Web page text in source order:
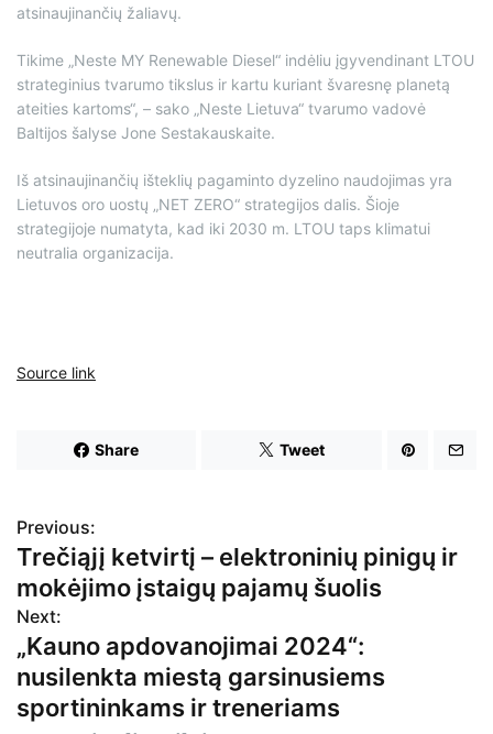
atsinaujinančių žaliavų.
Tikime „Neste MY Renewable Diesel“ indėliu įgyvendinant LTOU
strateginius tvarumo tikslus ir kartu kuriant švaresnę planetą
ateities kartoms“, – sako „Neste Lietuva“ tvarumo vadovė
Baltijos šalyse Jone Sestakauskaite.
Iš atsinaujinančių išteklių pagaminto dyzelino naudojimas yra
Lietuvos oro uostų „NET ZERO“ strategijos dalis. Šioje
strategijoje numatyta, kad iki 2030 m. LTOU taps klimatui
neutralia organizacija.
Source link
Share Tweet
N
a
v
i
g
Previous:
Trečiąjį ketvirtį – elektroninių pinigų ir
mokėjimo įstaigų pajamų šuolis
Next:
„Kauno apdovanojimai 2024“:
nusilenkta miestą garsinusiems
sportininkams ir treneriams